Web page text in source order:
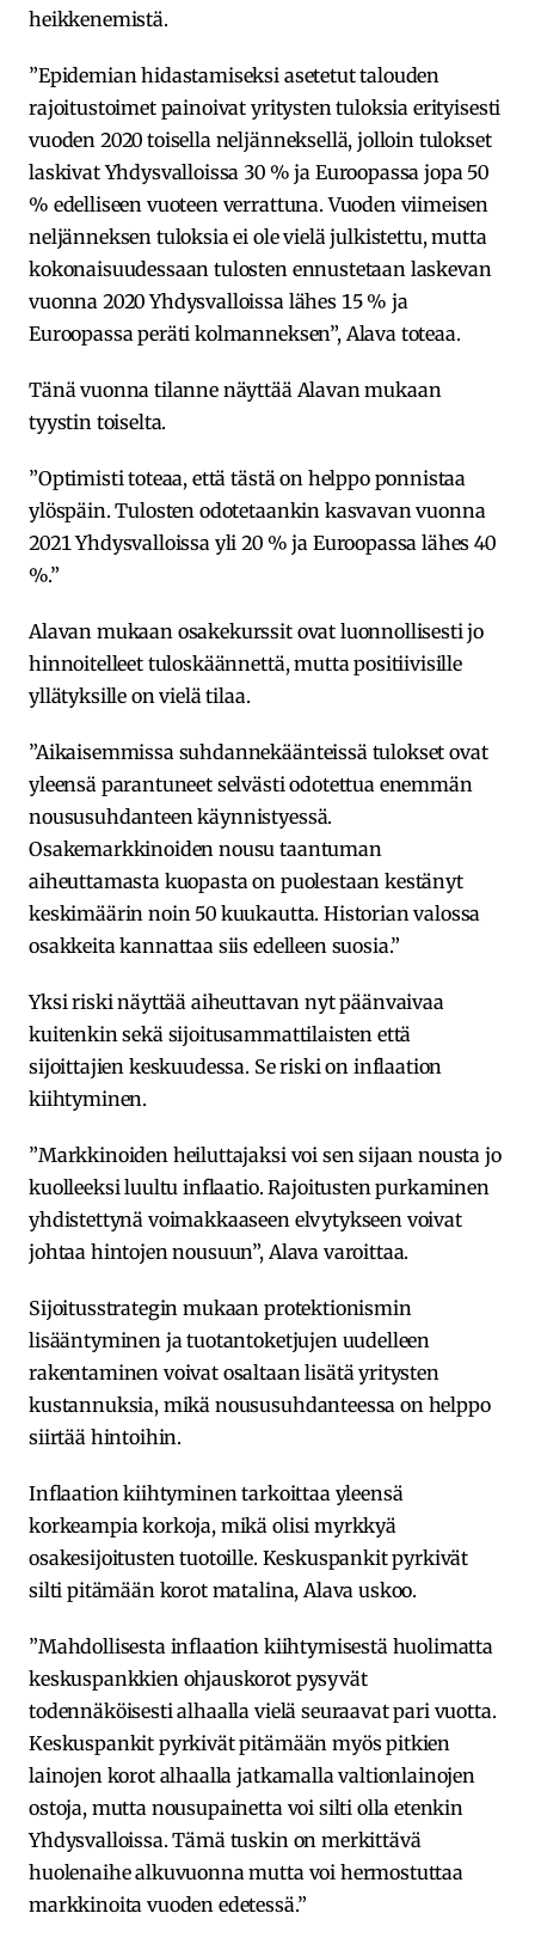
heikkenemistä.
”Epidemian hidastamiseksi asetetut talouden
rajoitustoimet painoivat yritysten tuloksia erityisesti
vuoden 2020 toisella neljänneksellä, jolloin tulokset
laskivat Yhdysvalloissa 30 % ja Euroopassa jopa 50
% edelliseen vuoteen verrattuna. Vuoden viimeisen
neljänneksen tuloksia ei ole vielä julkistettu, mutta
kokonaisuudessaan tulosten ennustetaan laskevan
vuonna 2020 Yhdysvalloissa lähes 15 % ja
Euroopassa peräti kolmanneksen”, Alava toteaa.
Tänä vuonna tilanne näyttää Alavan mukaan
tyystin toiselta.
”Optimisti toteaa, että tästä on helppo ponnistaa
ylöspäin. Tulosten odotetaankin kasvavan vuonna
2021 Yhdysvalloissa yli 20 % ja Euroopassa lähes 40
%.”
Alavan mukaan osakekurssit ovat luonnollisesti jo
hinnoitelleet tuloskäännettä, mutta positiivisille
yllätyksille on vielä tilaa.
”Aikaisemmissa suhdannekäänteissä tulokset ovat
yleensä parantuneet selvästi odotettua enemmän
noususuhdanteen käynnistyessä.
Osakemarkkinoiden nousu taantuman
aiheuttamasta kuopasta on puolestaan kestänyt
keskimäärin noin 50 kuukautta. Historian valossa
osakkeita kannattaa siis edelleen suosia.”
Yksi riski näyttää aiheuttavan nyt päänvaivaa
kuitenkin sekä sijoitusammattilaisten että
sijoittajien keskuudessa. Se riski on inflaation
kiihtyminen.
”Markkinoiden heiluttajaksi voi sen sijaan nousta jo
kuolleeksi luultu inflaatio. Rajoitusten purkaminen
yhdistettynä voimakkaaseen elvytykseen voivat
johtaa hintojen nousuun”, Alava varoittaa.
Sijoitusstrategin mukaan protektionismin
lisääntyminen ja tuotantoketjujen uudelleen
rakentaminen voivat osaltaan lisätä yritysten
kustannuksia, mikä noususuhdanteessa on helppo
siirtää hintoihin.
Inflaation kiihtyminen tarkoittaa yleensä
korkeampia korkoja, mikä olisi myrkkyä
osakesijoitusten tuotoille. Keskuspankit pyrkivät
silti pitämään korot matalina, Alava uskoo.
”Mahdollisesta inflaation kiihtymisestä huolimatta
keskuspankkien ohjauskorot pysyvät
todennäköisesti alhaalla vielä seuraavat pari vuotta.
Keskuspankit pyrkivät pitämään myös pitkien
lainojen korot alhaalla jatkamalla valtionlainojen
ostoja, mutta nousupainetta voi silti olla etenkin
Yhdysvalloissa. Tämä tuskin on merkittävä
huolenaihe alkuvuonna mutta voi hermostuttaa
markkinoita vuoden edetessä.”